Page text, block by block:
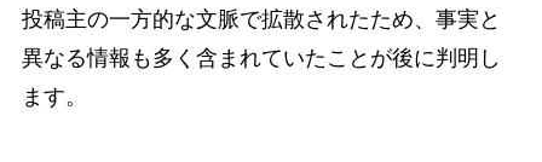
投稿主の一方的な文脈で拡散されたため、事実と
異なる情報も多く含まれていたことが後に判明し
ます。